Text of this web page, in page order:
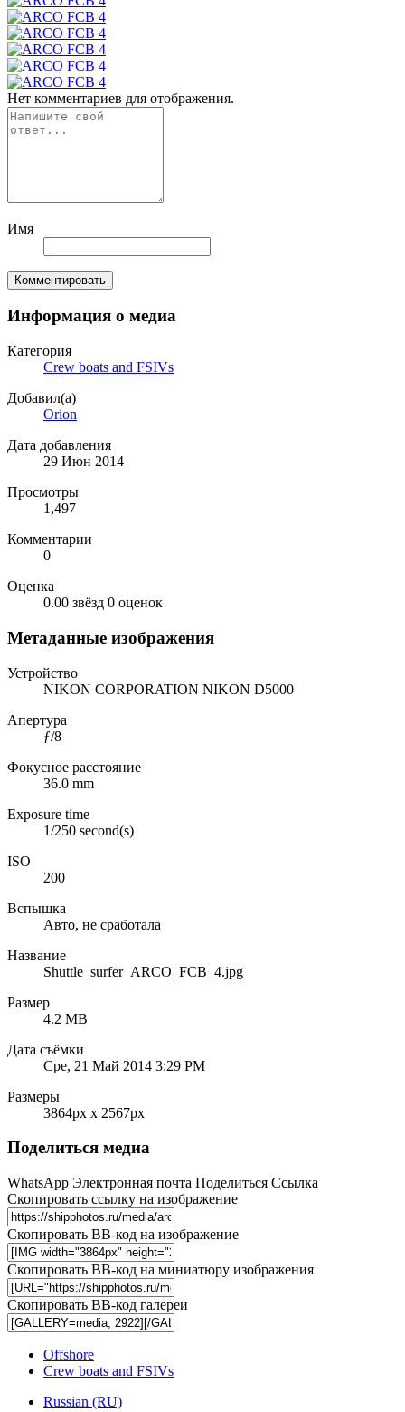
Нет комментариев для отображения.
Имя
Комментировать
Информация о медиа
Категория
Crew boats and FSIVs
Добавил(а)
Orion
Дата добавления
29 Июн 2014
Просмотры
1,497
Комментарии
0
Оценка
0.00 звёзд 0 оценок
Метаданные изображения
Устройство
NIKON CORPORATION NIKON D5000
Апертура
ƒ/8
Фокусное расстояние
36.0 mm
Exposure time
1/250 second(s)
ISO
200
Вспышка
Авто, не сработала
Название
Shuttle_surfer_ARCO_FCB_4.jpg
Размер
4.2 MB
Дата съёмки
Сре, 21 Май 2014 3:29 PM
Размеры
3864px x 2567px
Поделиться медиа
WhatsApp Электронная почта Поделиться Ссылка
Скопировать ссылку на изображение
Скопировать BB-код на изображение
Скопировать BB-код на миниатюру изображения
Скопировать BB-код галереи
Offshore
Crew boats and FSIVs
Russian (RU)